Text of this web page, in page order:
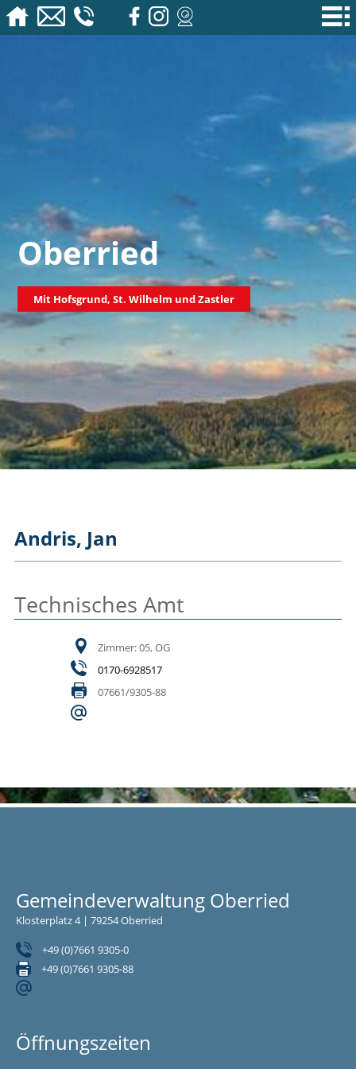
Oberried
Mit Hofsgrund, St. Wilhelm und Zastler
Andris, Jan
Technisches Amt
Zimmer: 05, OG
0170-6928517
07661/9305-88
Gemeindeverwaltung Oberried
Klosterplatz 4 | 79254 Oberried
+49 (0)7661 9305-0
+49 (0)7661 9305-88
Öffnungszeiten